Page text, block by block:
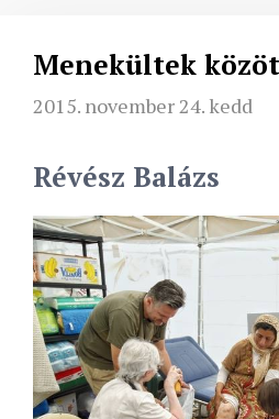
Menekültek
2015. november 24. kedd
Révész Balázs